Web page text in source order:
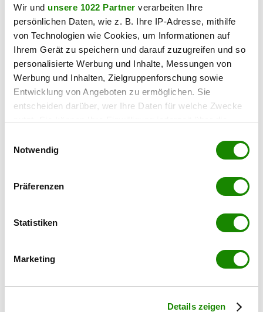
Wir und unsere 1022 Partner verarbeiten Ihre
persönlichen Daten, wie z. B. Ihre IP-Adresse, mithilfe
von Technologien wie Cookies, um Informationen auf
Ihrem Gerät zu speichern und darauf zuzugreifen und so
personalisierte Werbung und Inhalte, Messungen von
Werbung und Inhalten, Zielgruppenforschung sowie
Entwicklung von Angeboten zu ermöglichen. Sie
entscheiden darüber, wer Ihre Daten für welche Zwecke
Trigger Symbol ändern oder widerrufen
Informationen über Ihre geografische Lage
können
bestimmten Merkmalen (Fingerprinting) identifizieren
Erfahren Sie mehr darüber, wie Ihre persönlichen Daten
Notwendig
Präferenzen
Statistiken
Marketing
Details zeigen
Sind Nachbarn von Natur aus böse? Zu
diesem Schluss könnte man kommen,
wenn man sich von den Menschen „Tür
an Tür” ständig beobachtet und
bewertet fühlt.
Meine Katze ist ein Trendsetter
gehören mittlerweile zu unserem Alltag.